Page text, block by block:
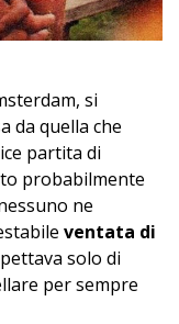
si
da quella che
partita di
probabilmente
ne
ventata di
solo di
per sempre